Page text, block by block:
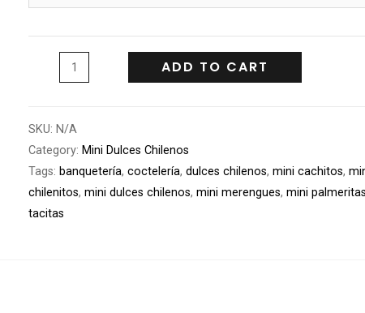
ADD TO CART
SKU: N/A
Category: Mini Dulces Chilenos
Tags: banquetería,coctelería,dulces chilenos,mini cachitos,
chilenitos,mini dulces chilenos,mini merengues,mini
tacitas